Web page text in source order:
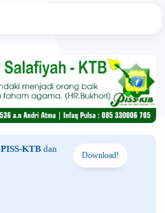
PISS-KTB dan
Download!